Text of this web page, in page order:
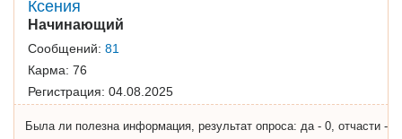
Ксения
Начинающий
Сообщений: 81
Карма: 76
Регистрация: 04.08.2025
Была ли полезна информация, результат опроса: да - 0, отчасти -